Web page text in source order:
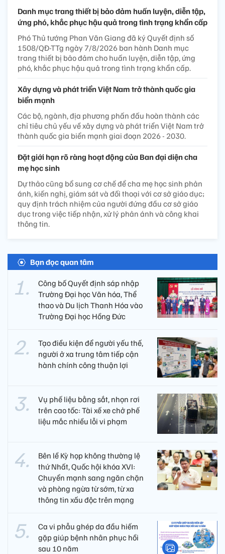
Danh mục trang thiết bị bảo đảm huấn luyện, diễn tập,
ứng phó, khắc phục hậu quả trong tình trạng khẩn cấp
Phó Thủ tướng Phan Văn Giang đã ký Quyết định số
1508/QĐ-TTg ngày 7/8/2026 ban hành Danh mục
trang thiết bị bảo đảm cho huấn luyện, diễn tập, ứng
phó, khắc phục hậu quả trong tình trạng khẩn cấp.
Xây dựng và phát triển Việt Nam trở thành quốc gia
biển mạnh
Các bộ, ngành, địa phương phấn đấu hoàn thành các
chỉ tiêu chủ yếu về xây dựng và phát triển Việt Nam trở
thành quốc gia biển mạnh giai đoạn 2026 - 2030.
Đặt giới hạn rõ ràng hoạt động của Ban đại diện cha
mẹ học sinh
Dự thảo cũng bổ sung cơ chế để cha mẹ học sinh phản
ánh, kiến nghị, giám sát và đối thoại với cơ sở giáo dục;
quy định trách nhiệm của người đứng đầu cơ sở giáo
dục trong việc tiếp nhận, xử lý phản ánh và công khai
thông tin.
Bạn đọc quan tâm
Công bố Quyết định sáp nhập
Trường Đại học Văn hóa, Thể
thao và Du lịch Thanh Hóa vào
Trường Đại học Hồng Đức
Tạo điều kiện để người yếu thế,
người ở xa trung tâm tiếp cận
hành chính công thuận lợi
Vụ phế liệu bằng sắt, nhọn rơi
trên cao tốc: Tài xế xe chở phế
liệu mắc nhiều lỗi vi phạm
Bên lề Kỳ họp không thường lệ
thứ Nhất, Quốc hội khóa XVI:
Chuyển mạnh sang ngăn chặn
và phòng ngừa từ sớm, từ xa
thông tin xấu độc trên mạng
Ca vi phẫu ghép da đầu hiếm
gặp giúp bệnh nhân phục hồi
sau 10 năm